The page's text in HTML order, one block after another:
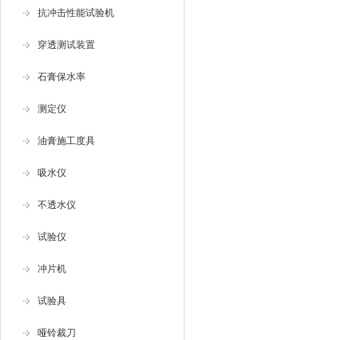
抗冲击性能试验机
穿透测试装置
石膏保水率
测定仪
油膏施工度具
吸水仪
不透水仪
试验仪
冲片机
试验具
哑铃裁刀